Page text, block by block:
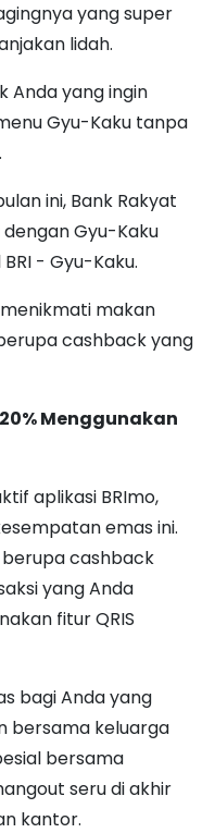
yang super
lidah.
Anda yang ingin
Gyu-Kaku tanpa
ini, Bank Rakyat
Gyu-Kaku
BRI - Gyu-Kaku.
makan
cashback yang
Menggunakan
aplikasi BRImo,
emas ini.
cashback
yang Anda
fitur QRIS
bagi Anda yang
bersama keluarga
bersama
seru di akhir
kantor.